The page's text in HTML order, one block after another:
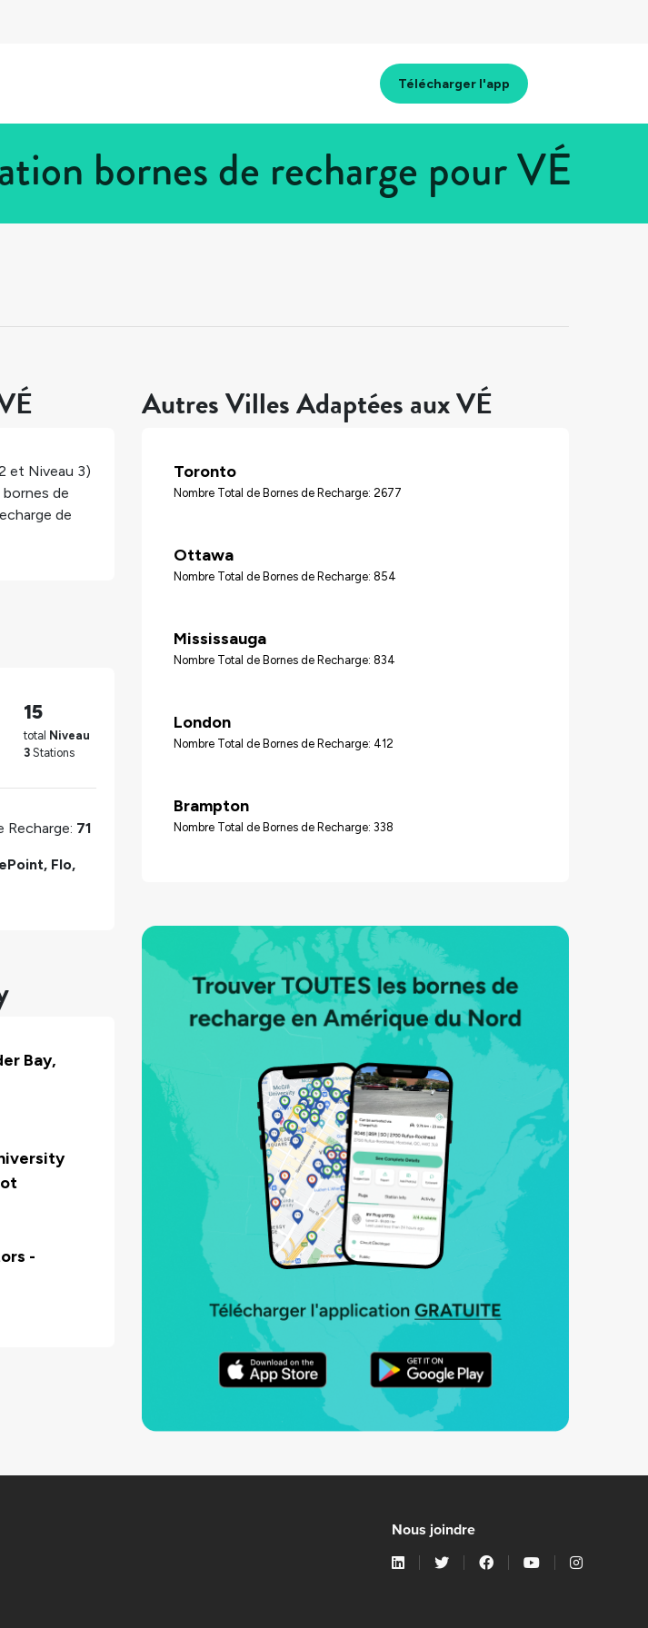
Télécharger l'app
bornes de recharge pour VÉ
et Niveau 3)
bornes de
de
15
total Niveau
3 Stations
Recharge: 71
Flo,
Bay,
-
Autres Villes Adaptées aux VÉ
Toronto
Nombre Total de Bornes de Recharge: 2677
Ottawa
Nombre Total de Bornes de Recharge: 854
Mississauga
Nombre Total de Bornes de Recharge: 834
London
Nombre Total de Bornes de Recharge: 412
Brampton
Nombre Total de Bornes de Recharge: 338
Nous joindre